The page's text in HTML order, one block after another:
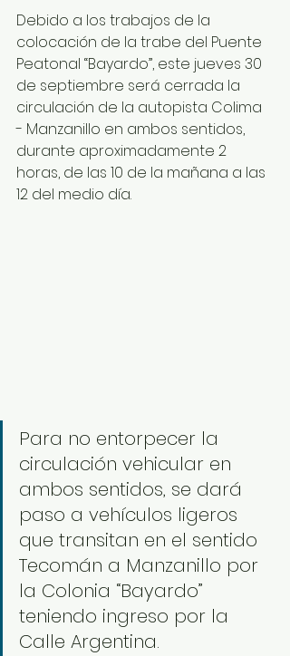
Debido a los trabajos de la
colocación de la trabe del Puente
Peatonal “Bayardo”, este jueves 30
de septiembre será cerrada la
circulación de la autopista Colima
- Manzanillo en ambos sentidos,
durante aproximadamente 2
horas, de las 10 de la mañana a las
12 del medio día.
Para no entorpecer la
circulación vehicular en
ambos sentidos, se dará
paso a vehículos ligeros
que transitan en el sentido
Tecomán a Manzanillo por
la Colonia “Bayardo”
teniendo ingreso por la
Calle Argentina.